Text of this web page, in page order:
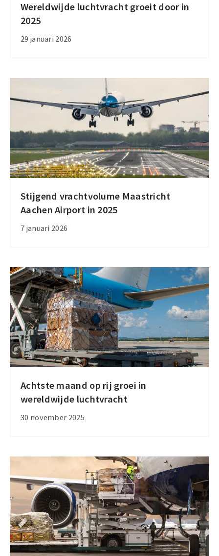
Wereldwijde luchtvracht groeit door in
2025
29 januari 2026
Wereldwijde
luchtvracht
groeit
2025
Stijgend vrachtvolume Maastricht
Aachen Airport in 2025
7 januari 2026
Stijgend
vrachtvolume
Maastricht
in
2025
Achtste maand op rij groei in
wereldwijde luchtvracht
30 november 2025
Achtste
maand
op
in
luchtvracht